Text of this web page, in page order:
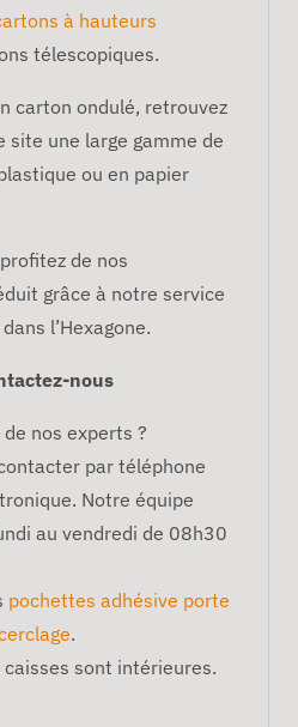
à hauteurs
télescopiques.
carton ondulé, retrouvez
site une large gamme de
ou en papier
de nos
grâce à notre service
l’Hexagone.
nous
nos experts ?
par téléphone
Notre équipe
au vendredi de 08h30
pochettes adhésive porte
.
sont intérieures.